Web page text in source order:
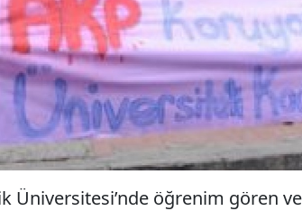
Üniversitesi’nde öğrenim gören